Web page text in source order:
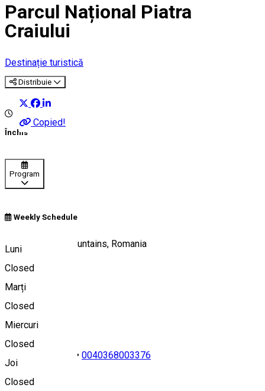
Parcul Național Piatra
Craiului
Destinație turistică
Distribuie
Copied!
Închis
Program
Weekly Schedule
Luni
Closed
Marți
Closed
Miercuri
Closed
Joi
Closed
Piatra Craiului Mountains, Romania
Hartă
• 0040368003376